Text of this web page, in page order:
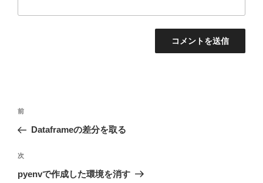
投
ナ
ビ
ゲ
前
の
稿
前
Dataframeの差分を取る
次
の
次
pyenvで作成した環境を消す